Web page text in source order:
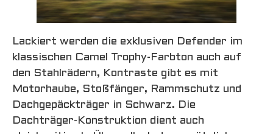
Lackiert werden die exklusiven Defender im
klassischen Camel Trophy-Farbton auch auf
den Stahlrädern, Kontraste gibt es mit
Motorhaube, Stoßfänger, Rammschutz und
Dachgepäckträger in Schwarz. Die
Dachträger-Konstruktion dient auch